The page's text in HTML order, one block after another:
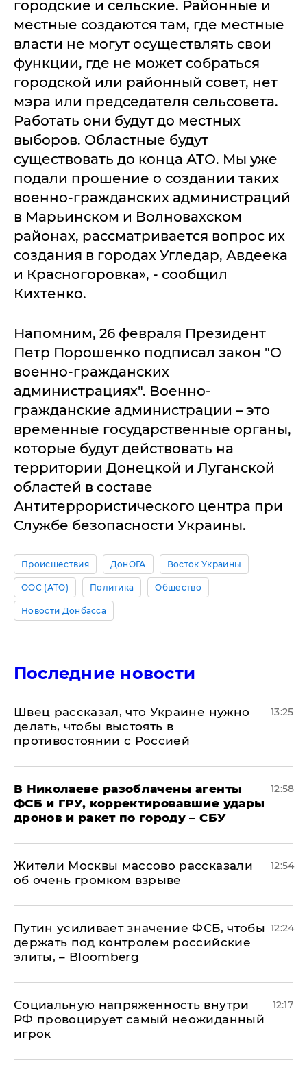
городские и сельские. Районные и
местные создаются там, где местные
власти не могут осуществлять свои
функции, где не может собраться
городской или районный совет, нет
мэра или председателя сельсовета.
Работать они будут до местных
выборов. Областные будут
существовать до конца АТО. Мы уже
подали прошение о создании таких
военно-гражданских администраций
в Марьинском и Волновахском
районах, рассматривается вопрос их
создания в городах Угледар, Авдеека
и Красногоровка», - сообщил
Кихтенко.
Напомним, 26 февраля Президент
Петр Порошенко подписал закон "О
военно-гражданских
администрациях". Военно-
гражданские администрации – это
временные государственные органы,
которые будут действовать на
территории Донецкой и Луганской
областей в составе
Антитеррористического центра при
Службе безопасности Украины.
Происшествия ДонОГА Восток Украины
ООС (АТО) Политика Общество
Новости Донбасса
Последние новости
Швец рассказал, что Украине нужно
делать, чтобы выстоять в
противостоянии с Россией
13:25
В Николаеве разоблачены агенты
ФСБ и ГРУ, корректировавшие удары
дронов и ракет по городу – СБУ
12:58
Жители Москвы массово рассказали
об очень громком взрыве
12:54
Путин усиливает значение ФСБ, чтобы
держать под контролем российские
элиты, – Bloomberg
12:24
Социальную напряженность внутри
РФ провоцирует самый неожиданный
игрок
12:17